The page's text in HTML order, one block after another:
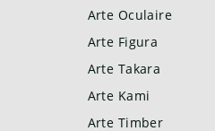
Arte Oculaire
Arte Figura
Arte Takara
Arte Kami
Arte Timber